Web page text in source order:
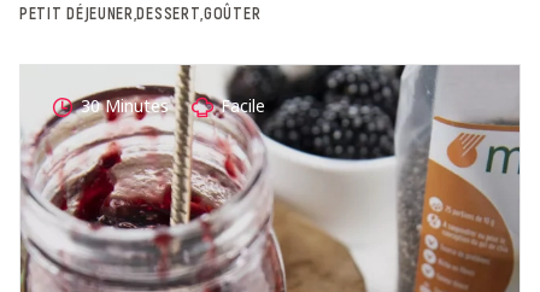
PETIT DÉJEUNER,DESSERT,GOÛTER
30 Minutes Facile